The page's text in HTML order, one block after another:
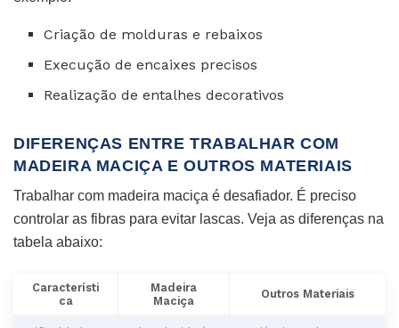
Criação de molduras e rebaixos
Execução de encaixes precisos
Realização de entalhes decorativos
DIFERENÇAS ENTRE TRABALHAR COM
MADEIRA MACIÇA E OUTROS MATERIAIS
Trabalhar com madeira maciça é desafiador. É preciso
controlar as fibras para evitar lascas. Veja as diferenças na
tabela abaixo:
Característi
ca
Madeira
Maciça
Outros Materiais